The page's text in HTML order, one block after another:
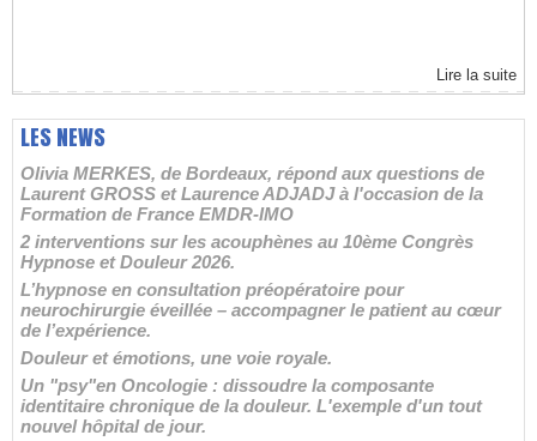
Lire la suite
LES NEWS
Olivia MERKES, de Bordeaux, répond aux questions de
Laurent GROSS et Laurence ADJADJ à l'occasion de la
Formation de France EMDR-IMO
2 interventions sur les acouphènes au 10ème Congrès
Hypnose et Douleur 2026.
L’hypnose en consultation préopératoire pour
neurochirurgie éveillée – accompagner le patient au cœur
de l’expérience.
Douleur et émotions, une voie royale.
Un "psy"en Oncologie : dissoudre la composante
identitaire chronique de la douleur. L'exemple d'un tout
nouvel hôpital de jour.